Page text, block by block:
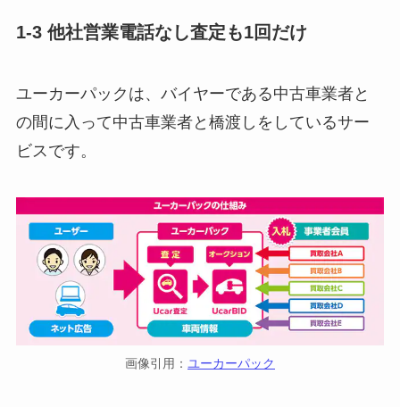
1-3 他社営業電話なし査定も1回だけ
ユーカーパックは、バイヤーである中古車業者と
の間に入って中古車業者と橋渡しをしているサー
ビスです。
画像引用： ユーカーパック